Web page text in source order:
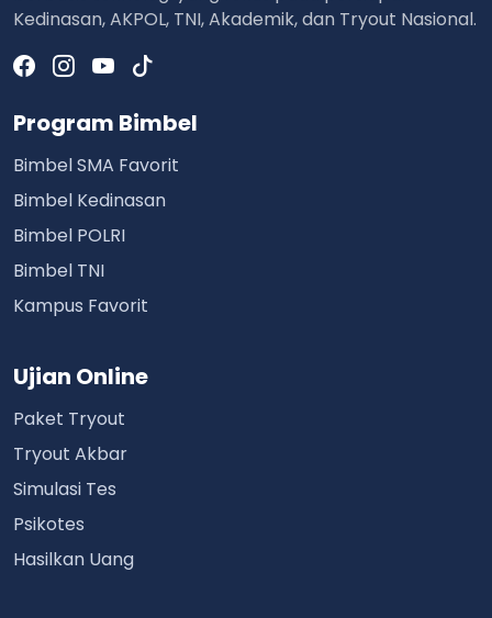
Kedinasan, AKPOL, TNI, Akademik, dan Tryout Nasional.
Program Bimbel
Bimbel SMA Favorit
Bimbel Kedinasan
Bimbel POLRI
Bimbel TNI
Kampus Favorit
Ujian Online
Paket Tryout
Tryout Akbar
Simulasi Tes
Psikotes
Hasilkan Uang